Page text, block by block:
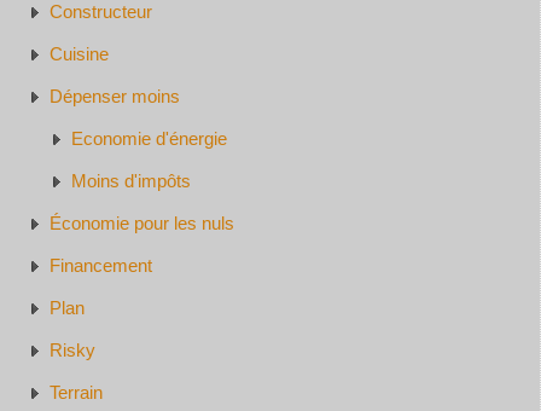
Constructeur
Cuisine
Dépenser moins
Economie d'énergie
Moins d'impôts
Économie pour les nuls
Financement
Plan
Risky
Terrain